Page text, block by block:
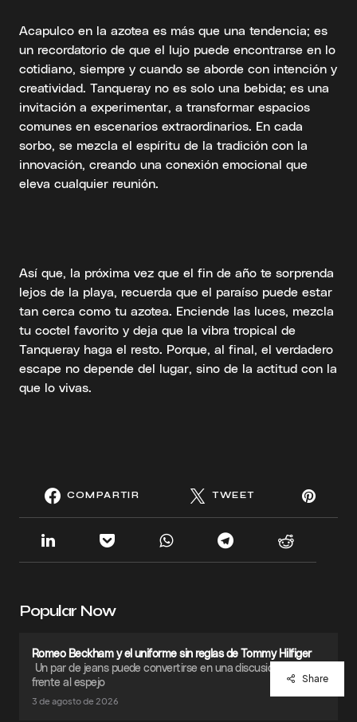
Acapulco en la azotea es más que una tendencia; es
un recordatorio de que el lujo puede encontrarse en lo
cotidiano, siempre y cuando se aborde con intención y
creatividad. Tanqueray no es solo una bebida; es una
invitación a experimentar, a transformar espacios
comunes en escenarios extraordinarios. En cada
sorbo, se mezcla el espíritu de la tradición con la
innovación, creando una conexión emocional que
eleva cualquier reunión.
Así que, la próxima vez que el fin de año te sorprenda
lejos de la playa, recuerda que el paraíso puede estar
tan cerca como tu azotea. Enciende las luces, mezcla
tu coctel favorito y deja que la vibra tropical de
Tanqueray haga el resto. Porque, al final, el verdadero
escape no depende del lugar, sino de la actitud con la
que lo vivas.
COMPARTIR TWEET
Popular Now
Romeo Beckham y el uniforme sin reglas de Tommy Hilfiger
Un par de jeans puede convertirse en una discusión privada
frente al espejo
3 de agosto de 2026
Share